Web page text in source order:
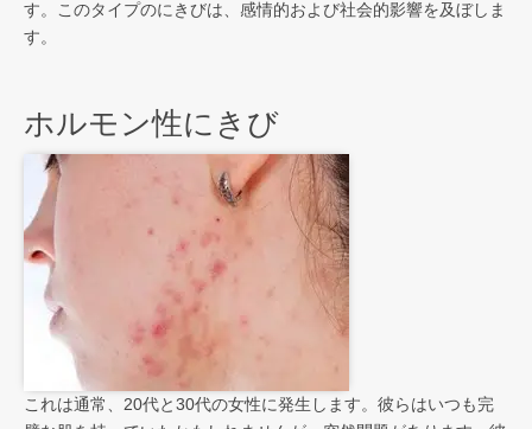
す。このタイプのにきびは、感情的および社会的影響を及ぼしま
す。
ホルモン性にきび
これは通常、20代と30代の女性に発生します。彼らはいつも完